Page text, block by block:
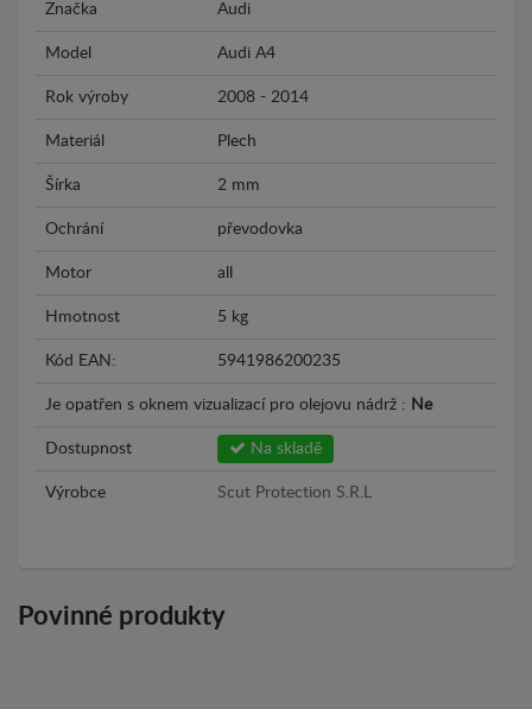
Značka Audi
Model Audi A4
Rok výroby 2008 - 2014
Materiál Plech
Šírka 2 mm
Ochrání převodovka
Motor all
Hmotnost 5 kg
Kód EAN: 5941986200235
Je opatřen s oknem vizualizací pro olejovu nádrž : Ne
Dostupnost Na skladě
Výrobce Scut Protection S.R.L
Povinné produkty